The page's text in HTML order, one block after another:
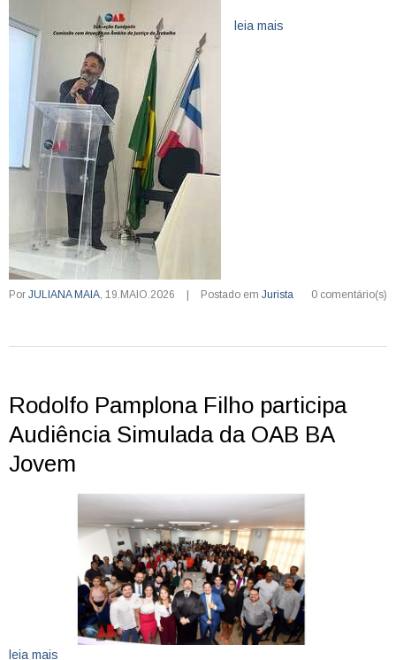
leia mais
Por JULIANA MAIA, 19.MAIO.2026 Postado em Jurista 0 comentário(s)
Rodolfo Pamplona Filho participa
Audiência Simulada da OAB BA
Jovem
leia mais